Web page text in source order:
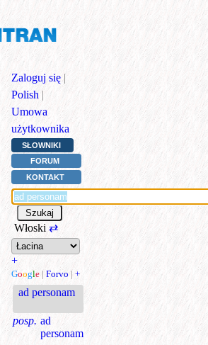
Zaloguj się |
Polish |
Umowa
użytkownika
SŁOWNIKI
FORUM
KONTAKT
Włoski ⇄
+
Google | Forvo | +
ad personam
posp. ad
personam